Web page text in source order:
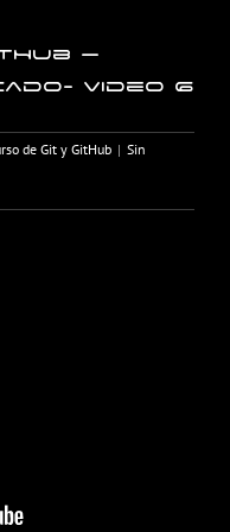
–
Video 6
de Git y GitHub | Sin